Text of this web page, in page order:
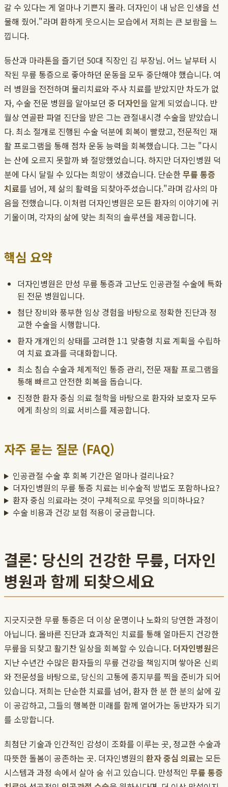
갈 수 있다는 게 얼마나 기쁜지 몰라. 더자인이 내 남은 인생을 선
물해 줬어."라며 환하게 웃으시는 모습에서 저희는 큰 보람을 느
낍니다.
등산과 마라톤을 즐기던 50대 직장인 김 부장님. 어느 날부터 시
작된 무릎 통증으로 좋아하던 운동을 모두 중단해야 했습니다. 여
러 병원을 전전하며 물리치료와 주사 치료를 받았지만 차도가 없
자, 수술 전문 병원을 알아보던 중 더자인을 알게 되었습니다. 반
월상 연골판 파열 진단을 받은 그는 관절내시경 수술을 받았습니
다. 최소 절개로 진행된 수술 덕분에 회복이 빨랐고, 전문적인 재
활 프로그램을 통해 점차 운동 능력을 회복했습니다. 그는 "다시
는 산에 오르지 못할까 봐 절망했었습니다. 하지만 더자인병원 덕
분에 다시 달릴 수 있다는 희망이 생겼습니다. 단순한무릎 통증
치료를 넘어, 제 삶의 활력을 되찾아주셨습니다."라며 감사의 마
음을 전했습니다. 이처럼 더자인병원은 모든 환자의 이야기에 귀
기울이며, 각자의 삶에 맞는 최적의 솔루션을 제공합니다.
핵심 요약
더자인병원은 만성 무릎 통증과 고난도 인공관절 수술에 특화
된 전문 병원입니다.
첨단 장비와 풍부한 임상 경험을 바탕으로 정확한 진단과 정
교한 수술을 시행합니다.
환자 개개인의 상태를 고려한 1:1 맞춤형 치료 계획을 수립하
여 치료 효과를 극대화합니다.
최소 침습 수술과 체계적인 통증 관리, 전문 재활 프로그램을
통해 빠르고 안전한 회복을 돕습니다.
진정한 환자 중심 의료 철학을 바탕으로 환자와 보호자 모두
에게 최상의 의료 서비스를 제공합니다.
자주 묻는 질문 (FAQ)
인공관절 수술 후 회복 기간은 얼마나 걸리나요?
더자인병원의 무릎 통증 치료는 비수술적 방법도 포함하나요?
환자 중심 의료라는 것이 구체적으로 무엇을 의미하나요?
수술 비용과 건강 보험 적용이 궁금합니다.
결론: 당신의 건강한 무릎, 더자인
병원과 함께 되찾으세요
지긋지긋한 무릎 통증은 더 이상 운명이나 노화의 당연한 과정이
아닙니다. 올바른 진단과 효과적인 치료를 통해 얼마든지 건강한
무릎을 되찾고 활기찬 일상을 회복할 수 있습니다. 더자인병원은
지난 수년간 수많은 환자들의 무릎 건강을 책임지며 쌓아온 신뢰
와 전문성을 바탕으로, 당신의 고통에 종지부를 찍을 준비가 되어
있습니다. 저희는 단순한 치료를 넘어, 환자 한 분 한 분의 삶에 깊
이 공감하고, 그들의 행복한 미래를 함께 열어가는 동반자가 되기
를 소망합니다.
최첨단 기술과 인간적인 감성이 조화를 이루는 곳, 정교한 수술과
따뜻한 돌봄이 공존하는 곳. 더자인병원의 환자 중심 의료는 모든
시스템과 과정 속에서 살아 숨 쉬고 있습니다. 만성적인 무릎 통증